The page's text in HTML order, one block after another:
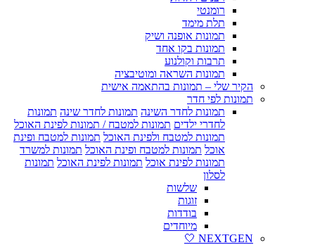
רומנטי
תלת מימד
תמונות אופנה ושיק
תמונות בקו אחד
תרבות וקולנוע
תמונות השראה ומוטיבציה
הקיר שלי – תמונות בהתאמה אישית
תמונות לפי חדר
תמונות לחדר השינה תמונות לחדר שינה תמונות
לחדרי ילדים תמונות למטבח / תמונות לפינת האוכל
תמונות למטבח ולפינת האוכל תמונות למטבח ופינת
אוכל תמונות למטבח ופינת האוכל תמונות למשרד
תמונות לפינת אוכל תמונות לפינת האוכל תמונות
לסלון
שלשות
זוגות
בודדות
מיוחדים
NEXTGEN 🤍